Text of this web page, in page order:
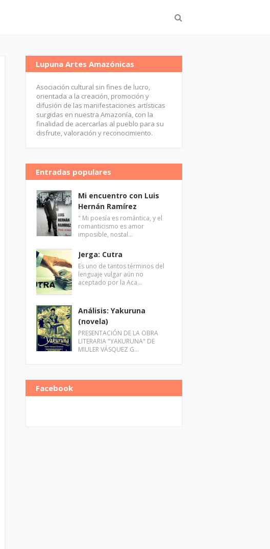
Lupuna Artes Amazónicas
Asociación cultural sin fines de lucro,
orientada a la creación, promoción y
difusión de las manifestaciones artísticas
surgidas en nuestra Amazonía, con la
finalidad de acercarlas al pueblo para su
disfrute, valoración y reconocimiento.
Entradas populares
Mi encuentro con Luis
Hernán Ramírez
" Mi poesía es romántica, y el
romanticismo es amor
imposible, nostal…
Jerga: Cutra
Es uno de tantos términos del
lenguaje vulgar aún no
aceptado por la Aca…
Análisis: Yakuruna
(novela)
PRESENTACIÓN DE LA OBRA
LITERARIA "YAKURUNA" DE
MIULER VÁSQUEZ G…
Facebook